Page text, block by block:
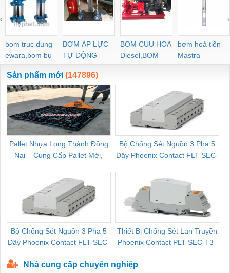
bom truc dung
ewara,bom bu
ewara
BƠM ÁP LỰC
TỰ ĐỘNG
BOM CUU HOA
Diesel,BOM
CHUA CHAY
bơm hoả tiển
Mastra
‹ ›
Sản phẩm mới (147896)
Pallet Nhựa Long Thành Đồng
Nai – Cung Cấp Pallet Mới,
Bộ Chống Sét Nguồn 3 Pha 5
Dây Phoenix Contact FLT-SEC-
Bộ Chống Sét Nguồn 3 Pha 5
Dây Phoenix Contact FLT-SEC-
Thiết Bị Chống Sét Lan Truyền
Phoenix Contact PLT-SEC-T3-
Nhà cung cấp chuyên nghiệp